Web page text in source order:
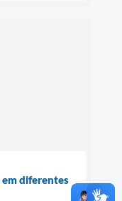
em diferentes